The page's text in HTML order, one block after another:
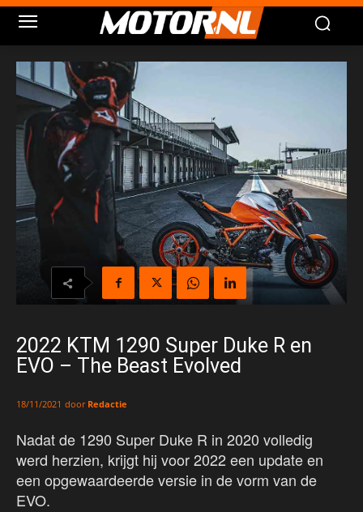
2022 KTM 1290 Super Duke R en
EVO – The Beast Evolved
18/11/2021 door Redactie
Nadat de 1290 Super Duke R in 2020 volledig
werd herzien, krijgt hij voor 2022 een update en
een opgewaardeerde versie in de vorm van de
EVO.